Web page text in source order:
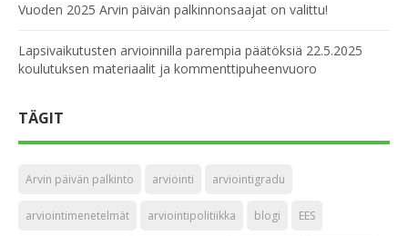
Vuoden 2025 Arvin päivän palkinnonsaajat on valittu!
Lapsivaikutusten arvioinnilla parempia päätöksiä 22.5.2025
koulutuksen materiaalit ja kommenttipuheenvuoro
TÄGIT
Arvin päivän palkinto arviointi arviointigradu
arviointimenetelmät arviointipolitiikka blogi EES